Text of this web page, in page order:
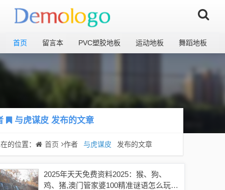
首页 留言本 PVC塑胶地板 运动地板 舞蹈地板
与虎谋皮发布的文章
的位置： 首页 作者 与虎谋皮 发布的文章
2025年天天免费资料2025：猴、狗、
鸡、猪,澳门管家婆100精准谜语怎么玩和